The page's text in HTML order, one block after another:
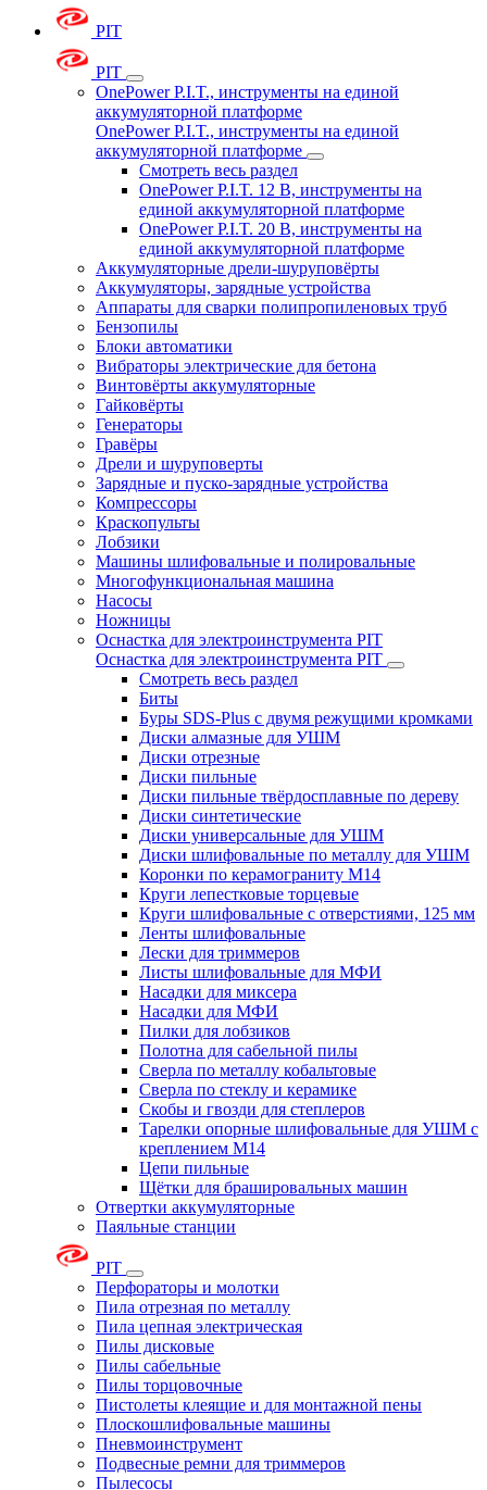
PIT
PIT
OnePower P.I.T., инструменты на единой
аккумуляторной платформе
OnePower P.I.T., инструменты на единой
аккумуляторной платформе
Смотреть весь раздел
OnePower P.I.T. 12 В, инструменты на
единой аккумуляторной платформе
OnePower P.I.T. 20 В, инструменты на
единой аккумуляторной платформе
Аккумуляторные дрели-шуруповёрты
Аккумуляторы, зарядные устройства
Аппараты для сварки полипропиленовых труб
Бензопилы
Блоки автоматики
Вибраторы электрические для бетона
Винтовёрты аккумуляторные
Гайковёрты
Генераторы
Гравёры
Дрели и шуруповерты
Зарядные и пуско-зарядные устройства
Компрессоры
Краскопульты
Лобзики
Машины шлифовальные и полировальные
Многофункциональная машина
Насосы
Ножницы
Оснастка для электроинструмента PIT
Оснастка для электроинструмента PIT
Смотреть весь раздел
Биты
Буры SDS-Plus c двумя режущими кромками
Диски алмазные для УШМ
Диски отрезные
Диски пильные
Диски пильные твёрдосплавные по дереву
Диски синтетические
Диски универсальные для УШМ
Диски шлифовальные по металлу для УШМ
Коронки по керамограниту M14
Круги лепестковые торцевые
Круги шлифовальные с отверстиями, 125 мм
Ленты шлифовальные
Лески для триммеров
Листы шлифовальные для МФИ
Насадки для миксера
Насадки для МФИ
Пилки для лобзиков
Полотна для сабельной пилы
Сверла по металлу кобальтовые
Сверла по стеклу и керамике
Скобы и гвозди для степлеров
Тарелки опорные шлифовальные для УШМ с
креплением М14
Цепи пильные
Щётки для брашировальных машин
Отвертки аккумуляторные
Паяльные станции
PIT
Перфораторы и молотки
Пила отрезная по металлу
Пила цепная электрическая
Пилы дисковые
Пилы сабельные
Пилы торцовочные
Пистолеты клеящие и для монтажной пены
Плоскошлифовальные машины
Пневмоинструмент
Подвесные ремни для триммеров
Пылесосы